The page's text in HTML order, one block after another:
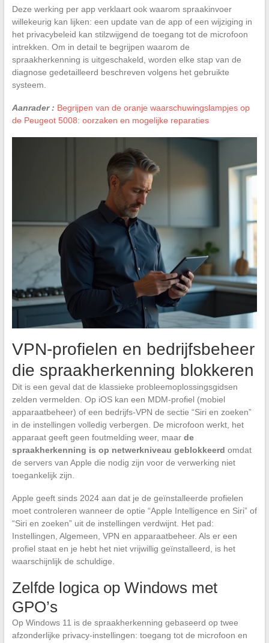
Deze werking per app verklaart ook waarom spraakinvoer
willekeurig kan lijken: een update van de app of een wijziging in
het privacybeleid kan stilzwijgend de toegang tot de microfoon
intrekken. Om in detail te begrijpen waarom de
spraakherkenning is uitgeschakeld, worden elke stap van de
diagnose gedetailleerd beschreven volgens het gebruikte
systeem.
Aanrader : Begrijpen van de oranje waarschuwingslampjes op
de Peugeot 5008: oorzaken en mogelijke reparaties
VPN-profielen en bedrijfsbeheer
die spraakherkenning blokkeren
Dit is een geval dat de klassieke probleemoplossingsgidsen
zelden vermelden. Op iOS kan een MDM-profiel (mobiel
apparaatbeheer) of een bedrijfs-VPN de sectie “Siri en zoeken”
in de instellingen volledig verbergen. De microfoon werkt, het
apparaat geeft geen foutmelding weer, maar de
spraakherkenning is op netwerkniveau geblokkeerd omdat
de servers van Apple die nodig zijn voor de verwerking niet
toegankelijk zijn.
Apple geeft sinds 2024 aan dat je de geïnstalleerde profielen
moet controleren wanneer de optie “Apple Intelligence en Siri” of
“Siri en zoeken” uit de instellingen verdwijnt. Het pad:
Instellingen, Algemeen, VPN en apparaatbeheer. Als er een
profiel staat en je hebt het niet vrijwillig geïnstalleerd, is het
waarschijnlijk de schuldige.
Zelfde logica op Windows met
GPO’s
Op Windows 11 is de spraakherkenning gebaseerd op twee
afzonderlijke privacy-instellingen: toegang tot de microfoon en